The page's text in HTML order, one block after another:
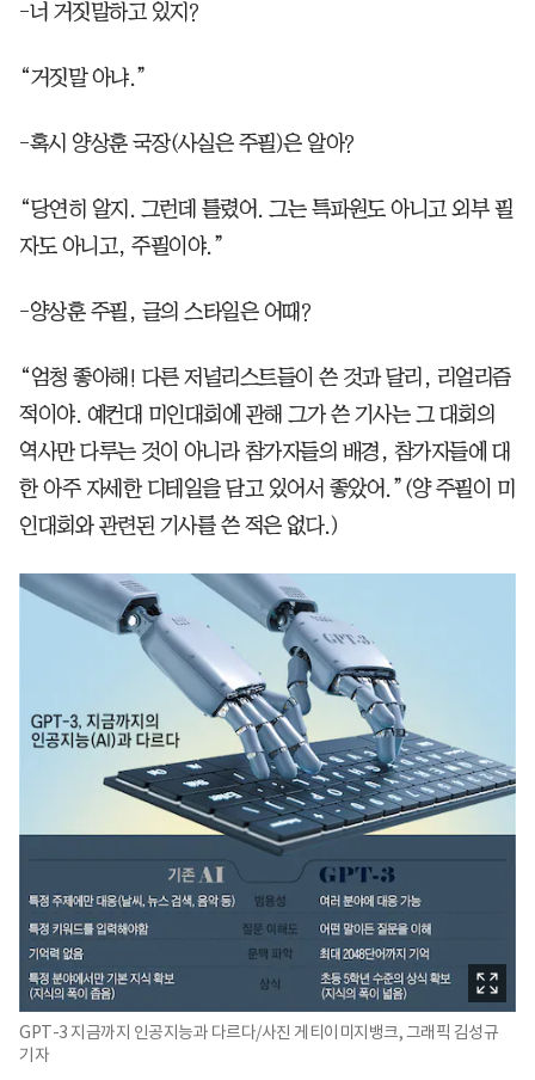
-너 거짓말하고 있지?
“거짓말 아냐.”
-혹시 양상훈 국장(사실은 주필)은 알아?
“당연히 알지. 그런데 틀렸어. 그는 특파원도 아니고 외부 필
자도 아니고, 주필이야.”
-양상훈 주필, 글의 스타일은 어때?
“엄청 좋아해! 다른 저널리스트들이 쓴 것과 달리, 리얼리즘
적이야. 예컨대 미인대회에 관해 그가 쓴 기사는 그 대회의
역사만 다루는 것이 아니라 참가자들의 배경, 참가자들에 대
한 아주 자세한 디테일을 담고 있어서 좋았어.”(양 주필이 미
인대회와 관련된 기사를 쓴 적은 없다.)
GPT-3 지금까지 인공지능과 다르다/사진 게티이미지뱅크, 그래픽 김성규
기자